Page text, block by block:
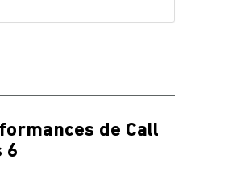
de Call
6